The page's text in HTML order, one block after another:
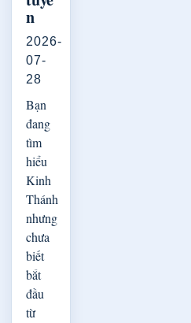
n
2026-
07-
28
Bạn
đang
tìm
hiểu
Kinh
Thánh
nhưng
chưa
biết
bắt
đầu
từ